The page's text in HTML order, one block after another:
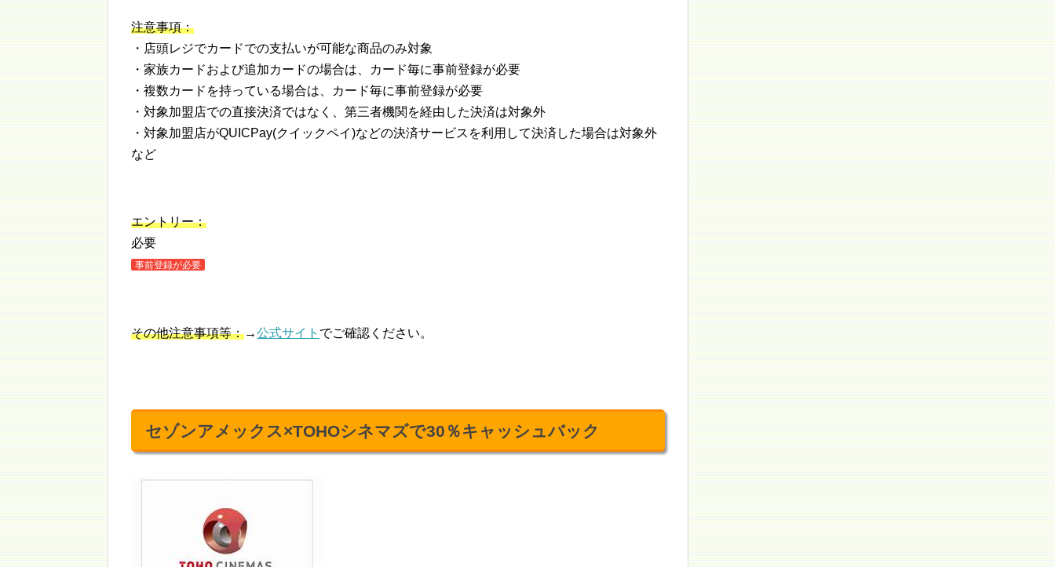
注意事項：
・店頭レジでカードでの支払いが可能な商品のみ対象
・家族カードおよび追加カードの場合は、カード毎に事前登録が必要
・複数カードを持っている場合は、カード毎に事前登録が必要
・対象加盟店での直接決済ではなく、第三者機関を経由した決済は対象外
・対象加盟店がQUICPay(クイックペイ)などの決済サービスを利用して決済した場合は対象外
など
エントリー：
必要
事前登録が必要
その他注意事項等：→公式サイト でご確認ください。
セゾンアメックス×TOHOシネマズで30％キャッシュバック